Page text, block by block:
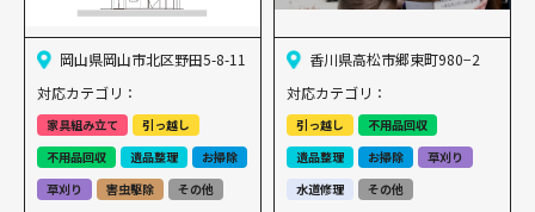
岡山県岡山市北区野田5-8-11
対応カテゴリ：
家具組み立て
引っ越し
不用品回収
遺品整理
お掃除
草刈り
害虫駆除 その他
香川県高松市郷東町980−2
対応カテゴリ：
引っ越し
不用品回収
遺品整理
お掃除
草刈り
水道修理
その他